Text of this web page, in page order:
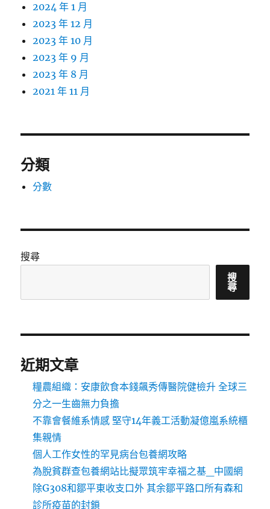
2024 年 1 月
2023 年 12 月
2023 年 10 月
2023 年 9 月
2023 年 8 月
2021 年 11 月
分類
分數
搜尋
搜
尋
近期文章
糧農組織：安康飲食本錢飆秀傳醫院健檢升 全球三
分之一生齒無力負擔
不靠會餐維系情感 堅守14年義工活動凝億嵐系統櫃
集親情
個人工作女性的罕見病台包養網攻略
為脫貧群查包養網站比擬眾筑牢幸福之基_中國網
除G308和鄒平東收支口外 其余鄒平路口所有森和
診所疫苗的封鎖